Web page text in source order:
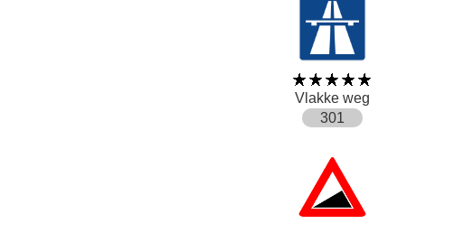
Vlakke weg
301